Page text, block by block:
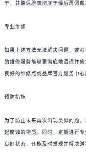
干，并确保腕表彻底干燥后再佩戴
专业维修
如果上述方法无法解决问题，或
的维修服务能够更彻底地清理并
良好的维修点或品牌官方服务中心
预防措施
为了防止未来再次出现类似问题
起腐蚀的物质。同时，定期进行
良好状态，还能及时发现并解决潜